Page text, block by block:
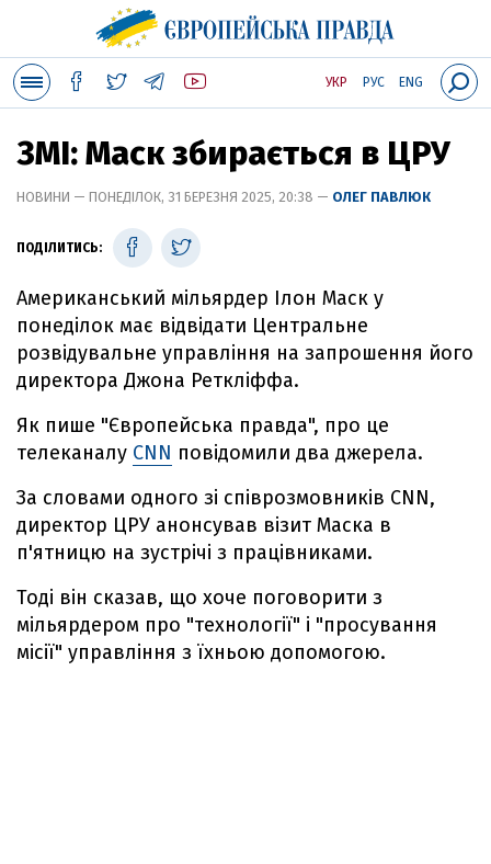
УКР РУС ENG
ЗМІ: Маск збирається в ЦРУ
НОВИНИ — ПОНЕДІЛОК, 31 БЕРЕЗНЯ 2025, 20:38 — ОЛЕГ ПАВЛЮК
ПОДІЛИТИСЬ:
Американський мільярдер Ілон Маск у
понеділок має відвідати Центральне
розвідувальне управління на запрошення його
директора Джона Реткліффа.
Як пише "Європейська правда", про це
телеканалу CNN повідомили два джерела.
За словами одного зі співрозмовників CNN,
директор ЦРУ анонсував візит Маска в
п'ятницю на зустрічі з працівниками.
Тоді він сказав, що хоче поговорити з
мільярдером про "технології" і "просування
місії" управління з їхньою допомогою.